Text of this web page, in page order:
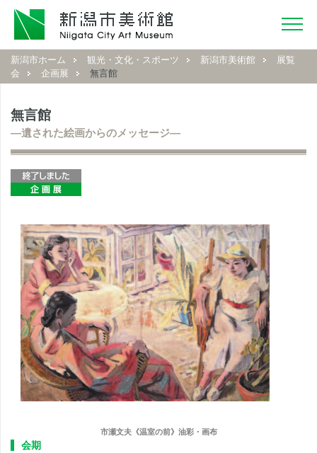
新潟市ホーム 観光・文化・スポーツ 新潟市美術館
展覧
会
企画展 無言館
無言館
―遺された絵画からのメッセージ―
市瀬文夫《温室の前》油彩・画布
会期